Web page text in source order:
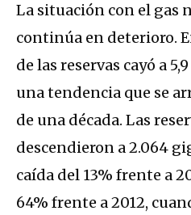
La situación con el gas
continúa en deterioro.
de las reservas cayó a
una tendencia que se
de una década. Las
descendieron a 2.064
caída del 13% frente a
64% frente a 2012,